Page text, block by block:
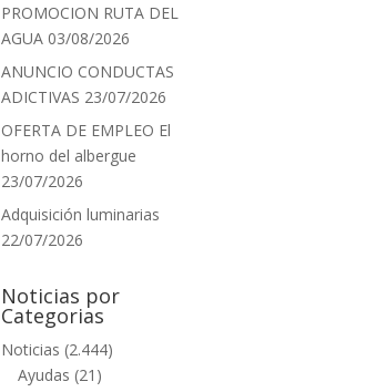
PROMOCION RUTA DEL
AGUA 03/08/2026
ANUNCIO CONDUCTAS
ADICTIVAS 23/07/2026
OFERTA DE EMPLEO El
horno del albergue
23/07/2026
Adquisición luminarias
22/07/2026
Noticias por
Categorias
Noticias (2.444)
Ayudas (21)